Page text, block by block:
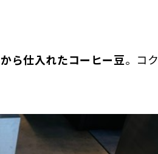
ら仕入れたコーヒー豆。コク